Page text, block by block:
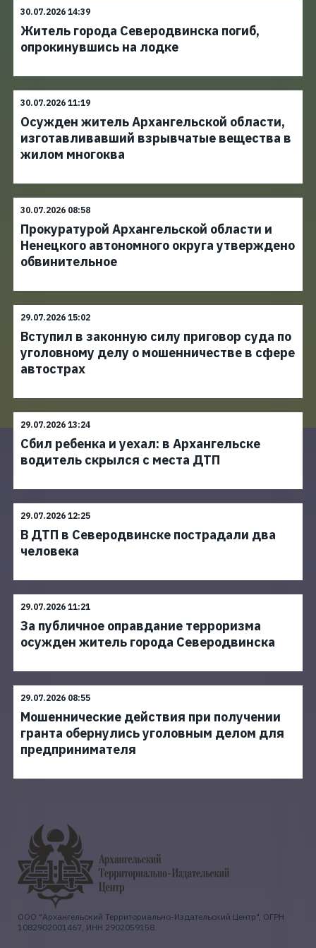
30.07.2026 14:39
Житель города Северодвинска погиб,
опрокинувшись на лодке
30.07.2026 11:19
Осужден житель Архангельской области,
изготавливавший взрывчатые вещества в
жилом многоква
30.07.2026 08:58
Прокуратурой Архангельской области и
Ненецкого автономного округа утверждено
обвинительное
29.07.2026 15:02
Вступил в законную силу приговор суда по
уголовному делу о мошенничестве в сфере
автострах
29.07.2026 13:24
Сбил ребенка и уехал: в Архангельске
водитель скрылся с места ДТП
29.07.2026 12:25
В ДТП в Северодвинске пострадали два
человека
29.07.2026 11:21
За публичное оправдание терроризма
осужден житель города Северодвинска
29.07.2026 08:55
Мошеннические действия при получении
гранта обернулись уголовным делом для
предпринимателя
ООО "Архангельский Территориально-Издательский Центр", ОГРН
1082902001467, ИНН 2902059158.